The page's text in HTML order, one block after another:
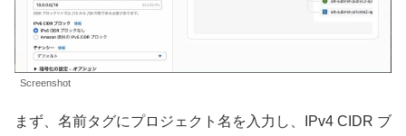
Screenshot
まず、名前タグにプロジェクト名を入力し、IPv4 CIDR ブ